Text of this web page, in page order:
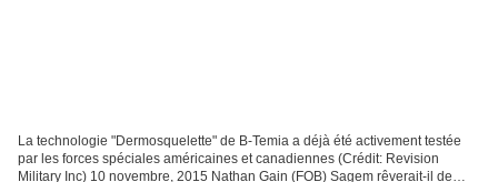
La technologie "Dermosquelette" de B-Temia a déjà été activement testée
par les forces spéciales américaines et canadiennes (Crédit: Revision
Military Inc) 10 novembre, 2015 Nathan Gain (FOB) Sagem rêverait-il de